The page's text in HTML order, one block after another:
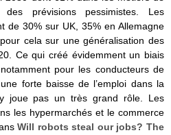
prévisions pessimistes. Les
de 30% sur UK, 35% en Allemagne
cela sur une généralisation des
Ce qui créé évidemment un biais
pour les conducteurs de
forte baisse de l’emploi dans la
joue pas un très grand rôle. Les
les hypermarchés et le commerce
Will robots steal our jobs? The